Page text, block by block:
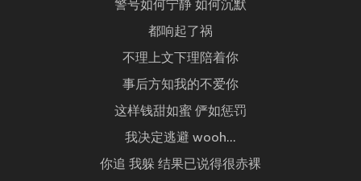
警号如何宁静 如何沉默
都响起了祸
不理上文下理陪着你
事后方知我的不爱你
这样钱甜如蜜 俨如惩罚
我决定逃避 wooh...
你追 我躲 结果已说得很赤裸